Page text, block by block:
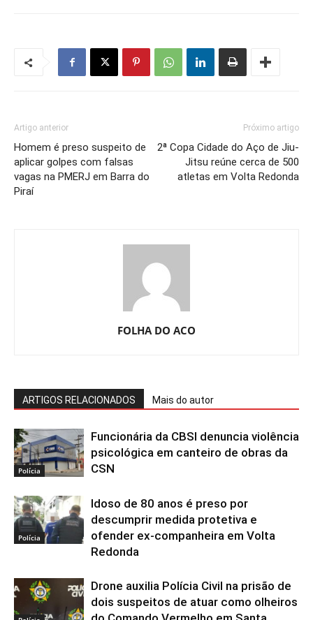
Artigo anterior
Homem é preso suspeito de
aplicar golpes com falsas
vagas na PMERJ em Barra do
Piraí
Próximo artigo
2ª Copa Cidade do Aço de Jiu-
Jitsu reúne cerca de 500
atletas em Volta Redonda
FOLHA DO ACO
ARTIGOS RELACIONADOS Mais do autor
Polícia
Funcionária da CBSI denuncia violência
psicológica em canteiro de obras da
CSN
Polícia
Idoso de 80 anos é preso por
descumprir medida protetiva e
ofender ex-companheira em Volta
Redonda
Drone auxilia Polícia Civil na prisão de
dois suspeitos de atuar como olheiros